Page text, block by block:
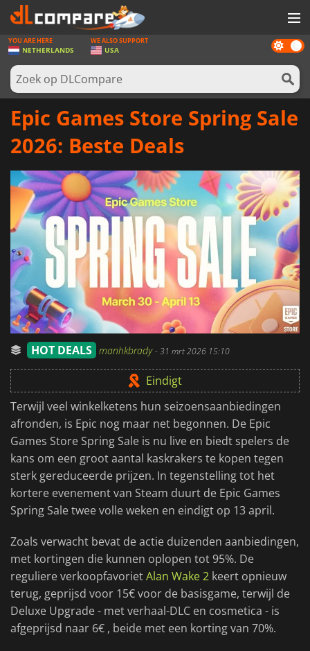
SPELLEN
GAME CARDS
SOFTWARE
REWARDS
LOG IN OF REGISTREER
Dark
mode
YOU ARE HERE
NETHERLANDS
WE ALSO SUPPORT
USA
Epic Games Store Spring Sale
2026: Beste Deals
HOT DEALS manhkbrady-31 mrt 2026 15:10
Eindigt
Terwijl veel winkelketens hun seizoensaanbiedingen
afronden, is Epic nog maar net begonnen. De Epic
Games Store Spring Sale is nu live en biedt spelers de
kans om een groot aantal kaskrakers te kopen tegen
sterk gereduceerde prijzen. In tegenstelling tot het
kortere evenement van Steam duurt de Epic Games
Spring Sale twee volle weken en eindigt op 13 april.
Zoals verwacht bevat de actie duizenden aanbiedingen,
met kortingen die kunnen oplopen tot 95%. De
reguliere verkoopfavorietAlan Wake 2 keert opnieuw
terug, geprijsd voor 15€ voor de basisgame, terwijl de
Deluxe Upgrade - met verhaal-DLC en cosmetica - is
afgeprijsd naar 6€ , beide met een korting van 70%.